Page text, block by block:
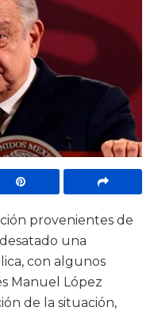
provenientes de
una
con algunos
Manuel López
de la situación,